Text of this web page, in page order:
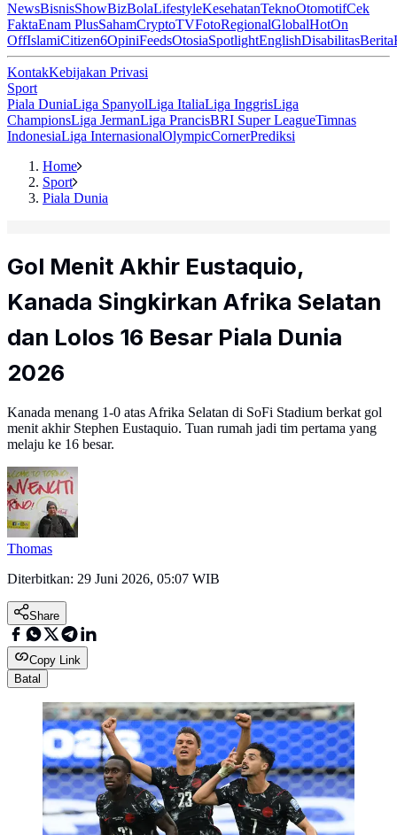
NewsBisnisShowBizBolaLifestyleKesehatanTeknoOtomotifCek
FaktaEnam PlusSahamCryptoTVFotoRegionalGlobalHotOn
OffIslamiCitizen6OpiniFeedsOtosiaSpotlightEnglishDisabilitasBerita
KontakKebijakan Privasi
Sport
Piala DuniaLiga SpanyolLiga ItaliaLiga InggrisLiga
ChampionsLiga JermanLiga PrancisBRI Super LeagueTimnas
IndonesiaLiga InternasionalOlympicCornerPrediksi
Home
Sport
Piala Dunia
Gol Menit Akhir Eustaquio,
Kanada Singkirkan Afrika Selatan
dan Lolos 16 Besar Piala Dunia
2026
Kanada menang 1-0 atas Afrika Selatan di SoFi Stadium berkat gol
menit akhir Stephen Eustaquio. Tuan rumah jadi tim pertama yang
melaju ke 16 besar.
Thomas
Diterbitkan: 29 Juni 2026, 05:07 WIB
Share
Copy Link
Batal